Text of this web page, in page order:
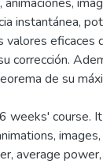
instantánea,
valores eficaces
corrección.
de su
weeks' course.
average power,